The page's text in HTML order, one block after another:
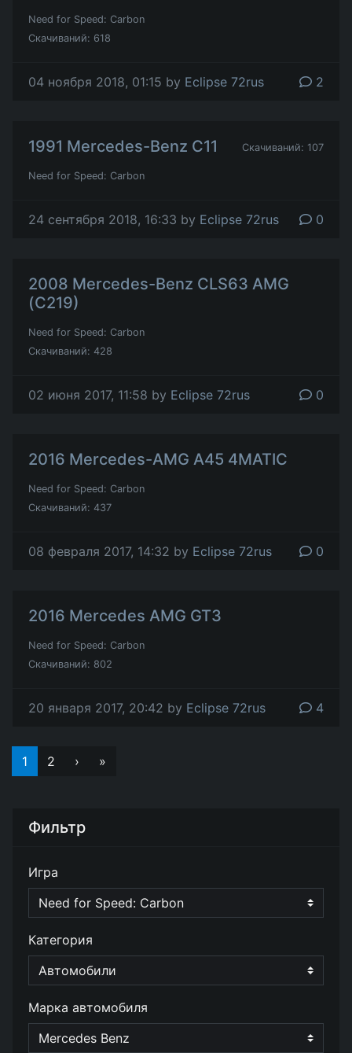
Need for Speed: Carbon
Скачиваний: 618
04 ноября 2018, 01:15 by Eclipse 72rus 2
1991 Mercedes-Benz C11
Need for Speed: Carbon
Скачиваний: 107
24 сентября 2018, 16:33 by Eclipse 72rus 0
2008 Mercedes-Benz CLS63 AMG
(C219)
Need for Speed: Carbon
Скачиваний: 428
02 июня 2017, 11:58 by Eclipse 72rus 0
2016 Mercedes-AMG A45 4MATIC
Need for Speed: Carbon
Скачиваний: 437
08 февраля 2017, 14:32 by Eclipse 72rus 0
2016 Mercedes AMG GT3
Need for Speed: Carbon
Скачиваний: 802
20 января 2017, 20:42 by Eclipse 72rus 4
1 2 › »
Фильтр
Игра
Категория
Марка автомобиля